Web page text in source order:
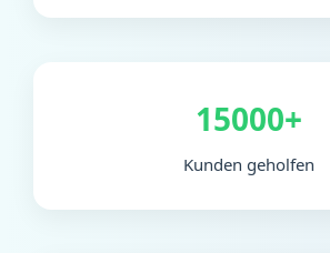
15000+
Kunden geholfen